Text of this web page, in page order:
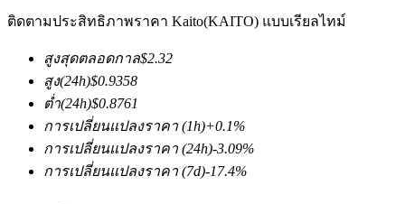
TradFi
อนุพันธ์ของหุ้น ฟอเร็กซ์ โลหะมีค่า และสินค้าโภคภัณฑ์
ติดตามประสิทธิภาพราคา Kaito(KAITO) แบบเรียลไทม์
สูงสุดตลอดกาล$2.32
สูง(24h)$0.9358
ต่ำ(24h)$0.8761
การเปลี่ยนแปลงราคา (1h)+0.1%
การเปลี่ยนแปลงราคา (24h)-3.09%
การเปลี่ยนแปลงราคา (7d)-17.4%